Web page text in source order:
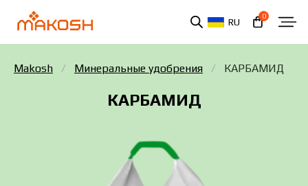
RU
0
Makosh Минеральные удобрения КАРБАМИД
КАРБАМИД